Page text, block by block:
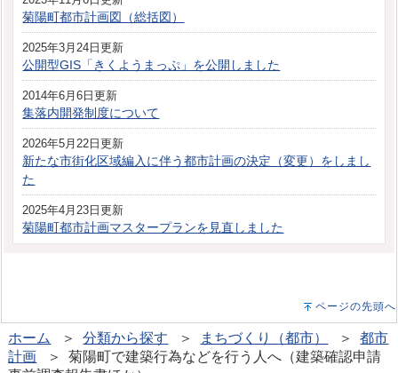
菊陽町都市計画図（総括図）
2025年3月24日更新
公開型GIS「きくようまっぷ」を公開しました
2014年6月6日更新
集落内開発制度について
2026年5月22日更新
新たな市街化区域編入に伴う都市計画の決定（変更）をしまし
た
2025年4月23日更新
菊陽町都市計画マスタープランを見直しました
ページの先頭へ
ホーム ＞分類から探す ＞ まちづくり（都市） ＞都市
計画 ＞ 菊陽町で建築行為などを行う人へ（建築確認申請